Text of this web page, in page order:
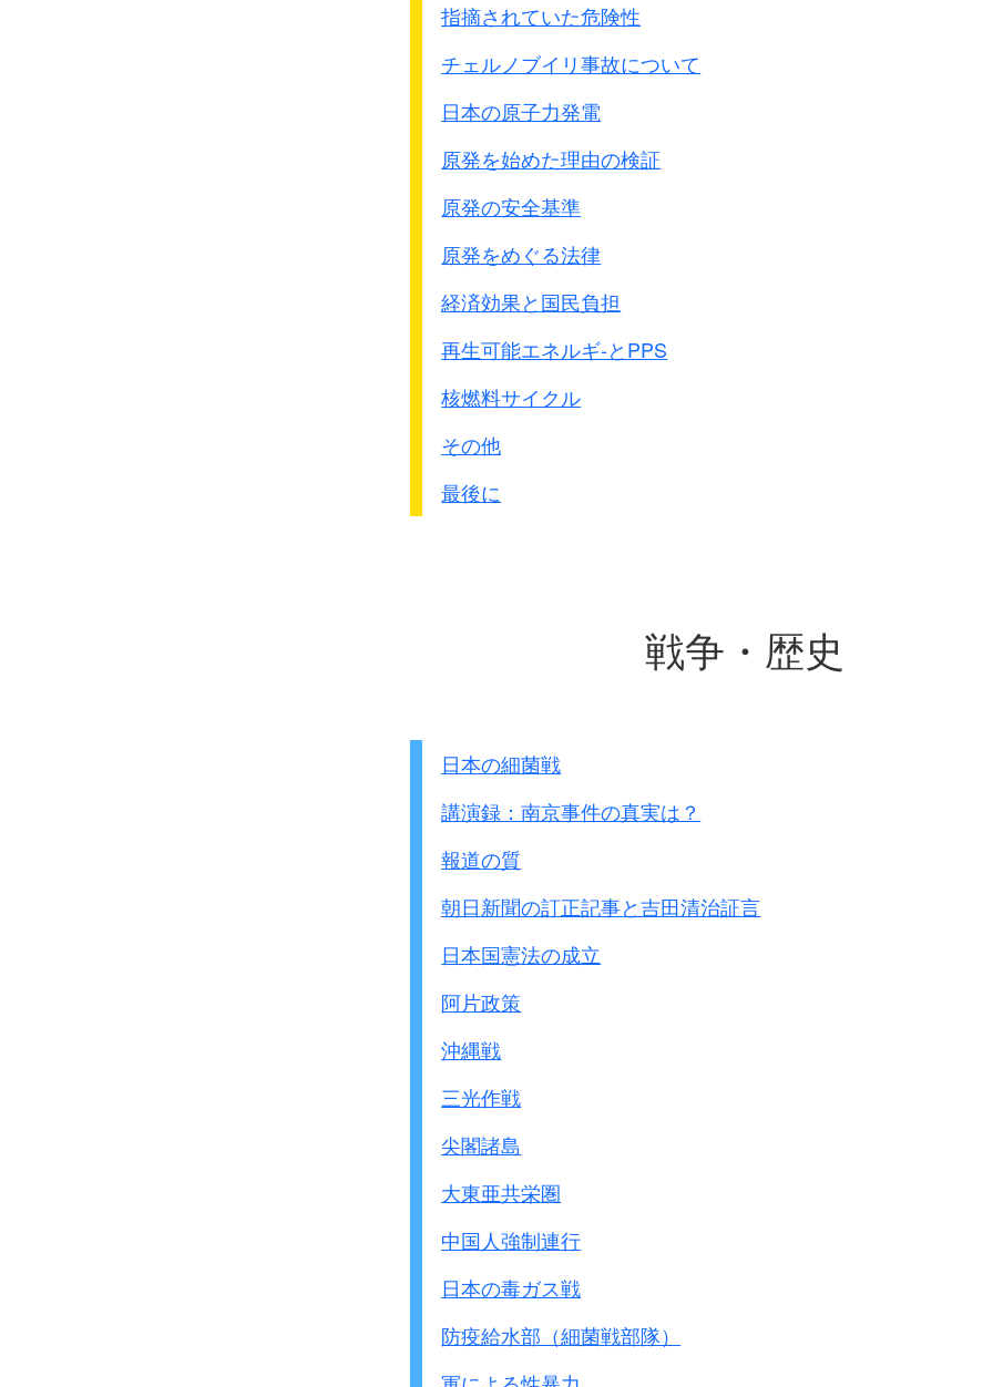
｢看護婦からの強奪｣
慈悲などというものは、微塵もない。
中国人の期待は不安となり、
さらには恐怖へと変わっていった。
日本兵は住宅を軒並み捜索し、
目抜き通りに面する家からは、
根こそぎ略奪を犯し、商店に押し入り、
腕時計、柱時計、銀食器など
持てるものは一切持ち出し、
この略奪品の運搬を苦力に強制した。
看護婦から腕時計、万年筆、
懐中電灯を奪い、建物をくまなく荒らし、
剥ぎ取って車を奪っていった。
外国人の住宅にも侵入し、
イツ人経営の店も略奪にあっている
その中には罪も無い老人のの死体があった。
しかし、婦人のそれは見当たらなかった。
人馬の死骸が4フィ－トの厚さにつもり
その上を自動車や貨物が往来して門を通行している
掃討作戦は水曜日一杯も続き、
記者を含むパナイ号の生存者が
南京市内を通過した時は、
依然、恐怖を押し殺しているような状況であった。
爆撃中は少しも臆せず、己の安全は顧みずに、
休戦の交渉には骨身を惜しまなかった。
南京の安全に寄与できるものは
委員会だけであった。
破壊、処刑はいっそう大きなものと
なっていたであろう。
指摘されていた危険性
チェルノブイリ事故について
日本の原子力発電
原発を始めた理由の検証
原発の安全基準
原発をめぐる法律
経済効果と国民負担
再生可能エネルギ-とPPS
核燃料サイクル
その他
最後に
戦争・歴史
日本の細菌戦
講演録：南京事件の真実は？
報道の質
朝日新聞の訂正記事と吉田清治証言
日本国憲法の成立
阿片政策
沖縄戦
三光作戦
尖閣諸島
大東亜共栄圏
中国人強制連行
日本の毒ガス戦
防疫給水部（細菌戦部隊）